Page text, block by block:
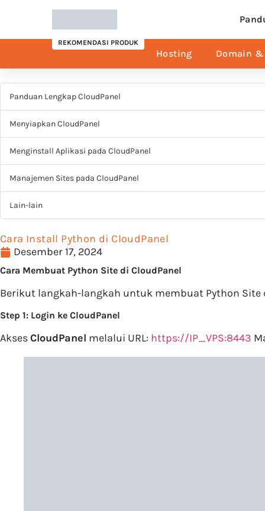
REKOMENDASI PRODUK
Hosting Domain &
Panduan Lengkap CloudPanel
Menyiapkan CloudPanel
Menginstall Aplikasi pada CloudPanel
Manajemen Sites pada CloudPanel
Lain-lain
Cara Install Python di CloudPanel
Desember 17, 2024
Cara Membuat Python Site di CloudPanel
Berikut langkah-langkah untuk membuat Python Site
Step 1: Login ke CloudPanel
AksesCloudPanel melalui URL: https://IP_VPS:8443